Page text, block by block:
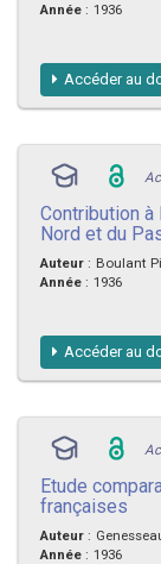
Année : 1936
Accéder au
Contribution
Nord et du
Auteur : Boulant
Année : 1936
Accéder au
Etude
françaises
Auteur :
Année : 1936